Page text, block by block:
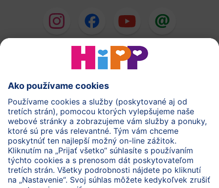
HiPP Mlieka
HiPP Príkrmy
HiPP Tehotenstvo
Ochrana osobných údajov
Cookies a pravidlá používania webovej stránky
Imprint
O spoločnosti HiPP Kontakt